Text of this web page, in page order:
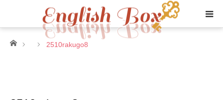
ホーム 2510rakugo8